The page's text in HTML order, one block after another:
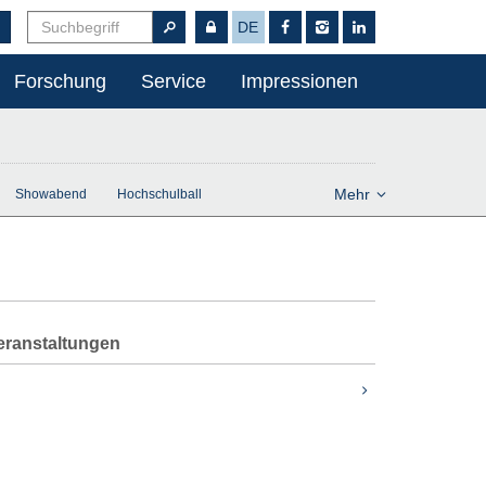
Forschung Service Impressionen
DE
Showabend Hochschulball Mehr